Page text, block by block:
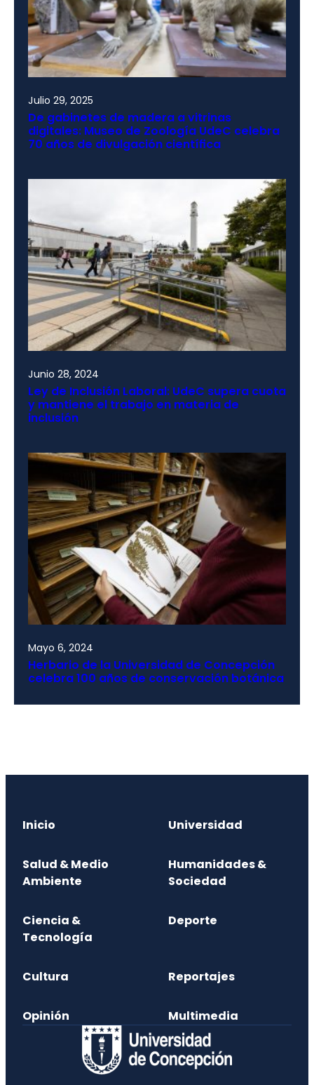
Julio 29, 2025
De gabinetes de madera a vitrinas
digitales: Museo de Zoología UdeC celebra
70 años de divulgación científica
Junio 28, 2024
Ley de Inclusión Laboral: UdeC supera cuota
y mantiene el trabajo en materia de
inclusión
Mayo 6, 2024
Herbario de la Universidad de Concepción
celebra 100 años de conservación botánica
Inicio Universidad
Salud & Medio
Ambiente
Humanidades &
Sociedad
Ciencia &
Tecnología
Deporte
Cultura Reportajes
Opinión Multimedia